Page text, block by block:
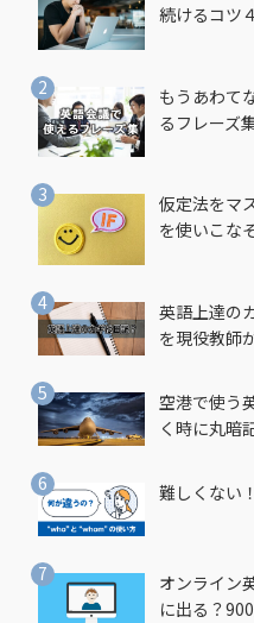
続けるコツ
もうあわて
るフレーズ
仮定法をマ
を使いこな
英語上達の
を現役教師
空港で使う
く時に丸暗
難しくない
オンライン
に出る？